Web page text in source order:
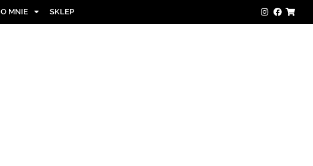
O MNIE SKLEP